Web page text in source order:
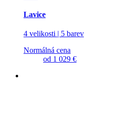
Lavice
4 velikosti | 5 barev
Normálná cena
od 1 029 €